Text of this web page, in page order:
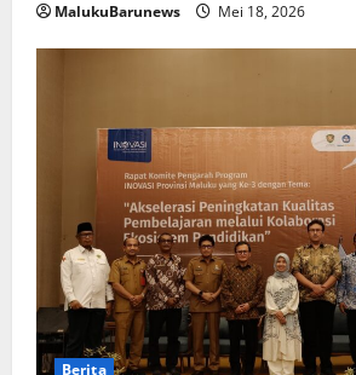
MalukuBarunews Mei 18, 2026
Berita